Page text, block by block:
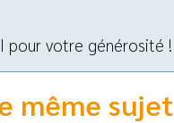
pour votre générosité !
même sujet